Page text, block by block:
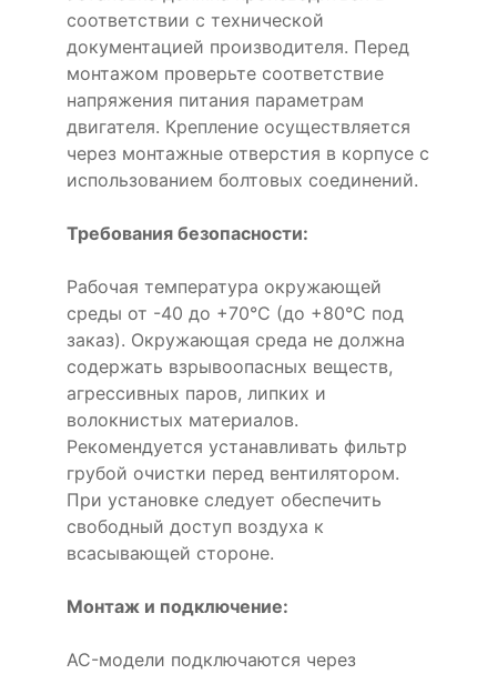
соответствии с технической
документацией производителя. Перед
монтажом проверьте соответствие
напряжения питания параметрам
двигателя. Крепление осуществляется
через монтажные отверстия в корпусе с
использованием болтовых соединений.
Требования безопасности:
Рабочая температура окружающей
среды от -40 до +70°C (до +80°C под
заказ). Окружающая среда не должна
содержать взрывоопасных веществ,
агрессивных паров, липких и
волокнистых материалов.
Рекомендуется устанавливать фильтр
грубой очистки перед вентилятором.
При установке следует обеспечить
свободный доступ воздуха к
всасывающей стороне.
Монтаж и подключение:
AC-модели подключаются через